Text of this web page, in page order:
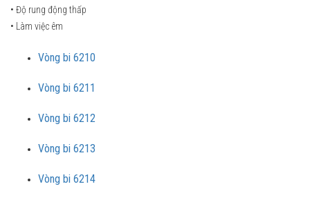
• Độ rung động thấp
• Làm việc êm
Vòng bi 6210
Vòng bi 6211
Vòng bi 6212
Vòng bi 6213
Vòng bi 6214